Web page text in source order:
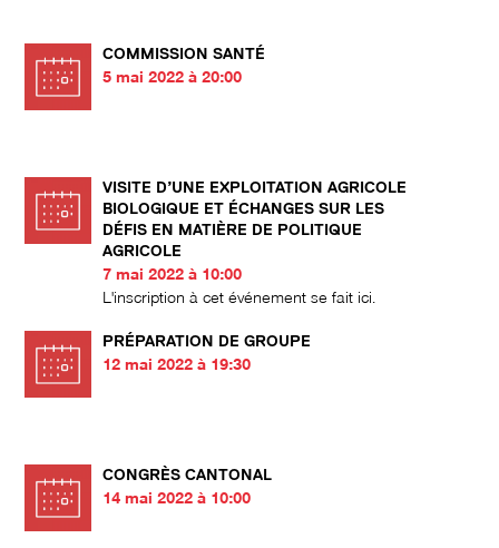
COMMISSION SANTÉ
5 mai 2022 à 20:00
VISITE D’UNE EXPLOITATION AGRICOLE
BIOLOGIQUE ET ÉCHANGES SUR LES
DÉFIS EN MATIÈRE DE POLITIQUE
AGRICOLE
7 mai 2022 à 10:00
L'inscription à cet événement se fait ici.
PRÉPARATION DE GROUPE
12 mai 2022 à 19:30
CONGRÈS CANTONAL
14 mai 2022 à 10:00